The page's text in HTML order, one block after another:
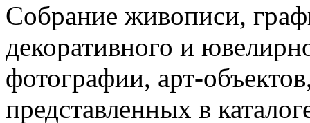
Собрание живописи,
декоративного и
фотографии, арт-
представленных в